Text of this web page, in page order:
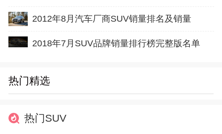
2012年8月汽车厂商SUV销量排名及销量
2018年7月SUV品牌销量排行榜完整版名单
热门精选
热门SUV